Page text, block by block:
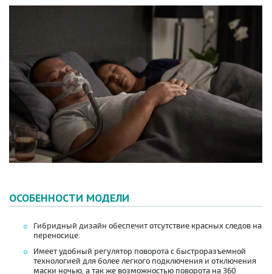
ОСОБЕННОСТИ МОДЕЛИ
Гибридный дизайн обеспечит отсутствие красных следов на
переносице.
Имеет удобный регулятор поворота с быстроразъемной
технологией для более легкого подключения и отключения
маски ночью, а так же возможностью поворота на 360